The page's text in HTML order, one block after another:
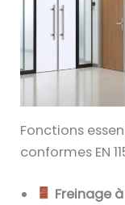
Fonctions
conformes EN
Freinage